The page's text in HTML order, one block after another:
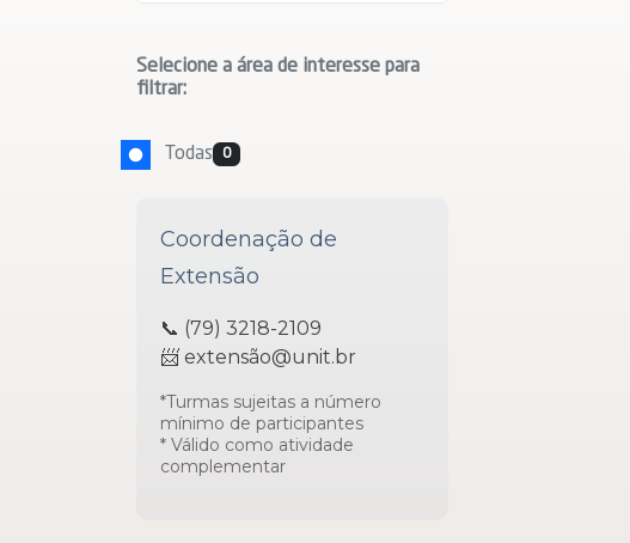
Selecione a área de interesse para
filtrar:
Todas 0
Coordenação de
Extensão
📞 (79) 3218-2109
📨 extensão@unit.br
*Turmas sujeitas a número
mínimo de participantes
* Válido como atividade
complementar